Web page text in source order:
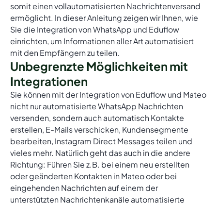
somit einen vollautomatisierten Nachrichtenversand
ermöglicht. In dieser Anleitung zeigen wir Ihnen, wie
Sie die Integration von WhatsApp und Eduflow
einrichten, um Informationen aller Art automatisiert
mit den Empfängern zu teilen.
Unbegrenzte Möglichkeiten mit
Integrationen
Sie können mit der Integration von Eduflow und Mateo
nicht nur automatisierte WhatsApp Nachrichten
versenden, sondern auch automatisch Kontakte
erstellen, E-Mails verschicken, Kundensegmente
bearbeiten, Instagram Direct Messages teilen und
vieles mehr. Natürlich geht das auch in die andere
Richtung: Führen Sie z.B. bei einem neu erstellten
oder geänderten Kontakten in Mateo oder bei
eingehenden Nachrichten auf einem der
unterstützten Nachrichtenkanäle automatisierte